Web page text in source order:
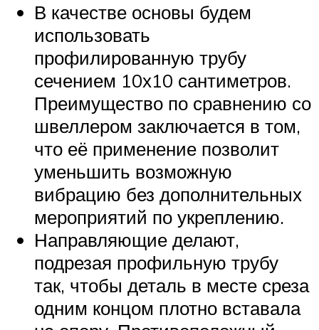
В качестве основы будем
использовать
профилированную трубу
сечением 10х10 сантиметров.
Преимущество по сравнению со
швеллером заключается в том,
что её применение позволит
уменьшить возможную
вибрацию без дополнительных
мероприятий по укреплению.
Направляющие делают,
подрезая профильную трубу
так, чтобы деталь в месте среза
одним концом плотно вставала